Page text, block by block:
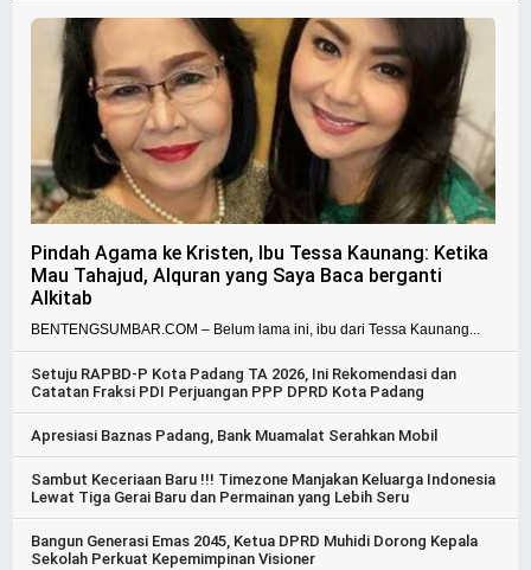
Pindah Agama ke Kristen, Ibu Tessa Kaunang: Ketika
Mau Tahajud, Alquran yang Saya Baca berganti
Alkitab
BENTENGSUMBAR.COM – Belum lama ini, ibu dari Tessa Kaunang...
Setuju RAPBD-P Kota Padang TA 2026, Ini Rekomendasi dan
Catatan Fraksi PDI Perjuangan PPP DPRD Kota Padang
Apresiasi Baznas Padang, Bank Muamalat Serahkan Mobil
Sambut Keceriaan Baru !!! Timezone Manjakan Keluarga Indonesia
Lewat Tiga Gerai Baru dan Permainan yang Lebih Seru
Bangun Generasi Emas 2045, Ketua DPRD Muhidi Dorong Kepala
Sekolah Perkuat Kepemimpinan Visioner